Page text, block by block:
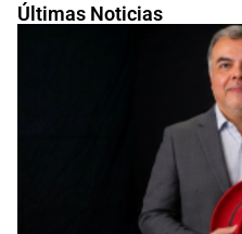
Últimas Noticias